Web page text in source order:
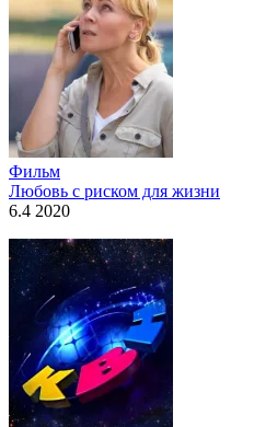
Фильм
Любовь с риском для жизни
6.4 2020